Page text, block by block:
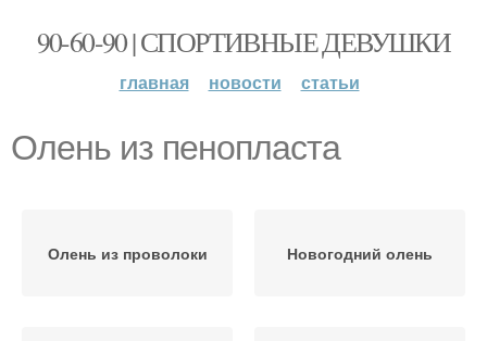
90-60-90 | СПОРТИВНЫЕ ДЕВУШКИ
главная новости статьи
Олень из пенопласта
Олень из проволоки Новогодний олень